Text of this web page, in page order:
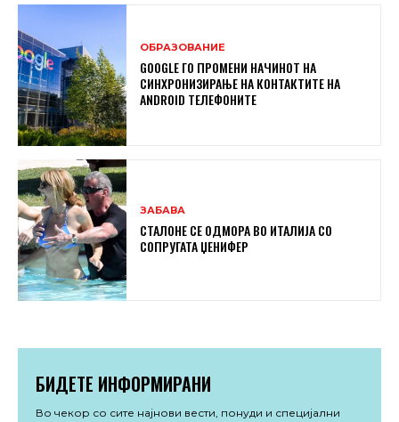
ОБРАЗОВАНИЕ
GOOGLE ГО ПРОМЕНИ НАЧИНОТ НА
СИНХРОНИЗИРАЊЕ НА КОНТАКТИТЕ НА
ANDROID ТЕЛЕФОНИТЕ
ЗАБАВА
СТАЛОНЕ СЕ ОДМОРА ВО ИТАЛИЈА СО
СОПРУГАТА ЏЕНИФЕР
БИДЕТЕ ИНФОРМИРАНИ
Во чекор со сите најнови вести, понуди и специјални